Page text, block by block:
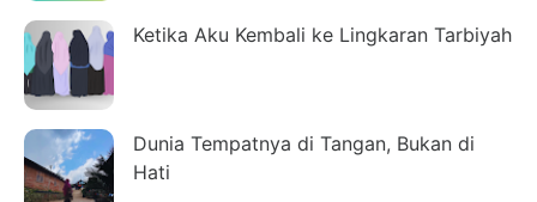
Ketika Aku Kembali ke Lingkaran Tarbiyah
Dunia Tempatnya di Tangan, Bukan di
Hati